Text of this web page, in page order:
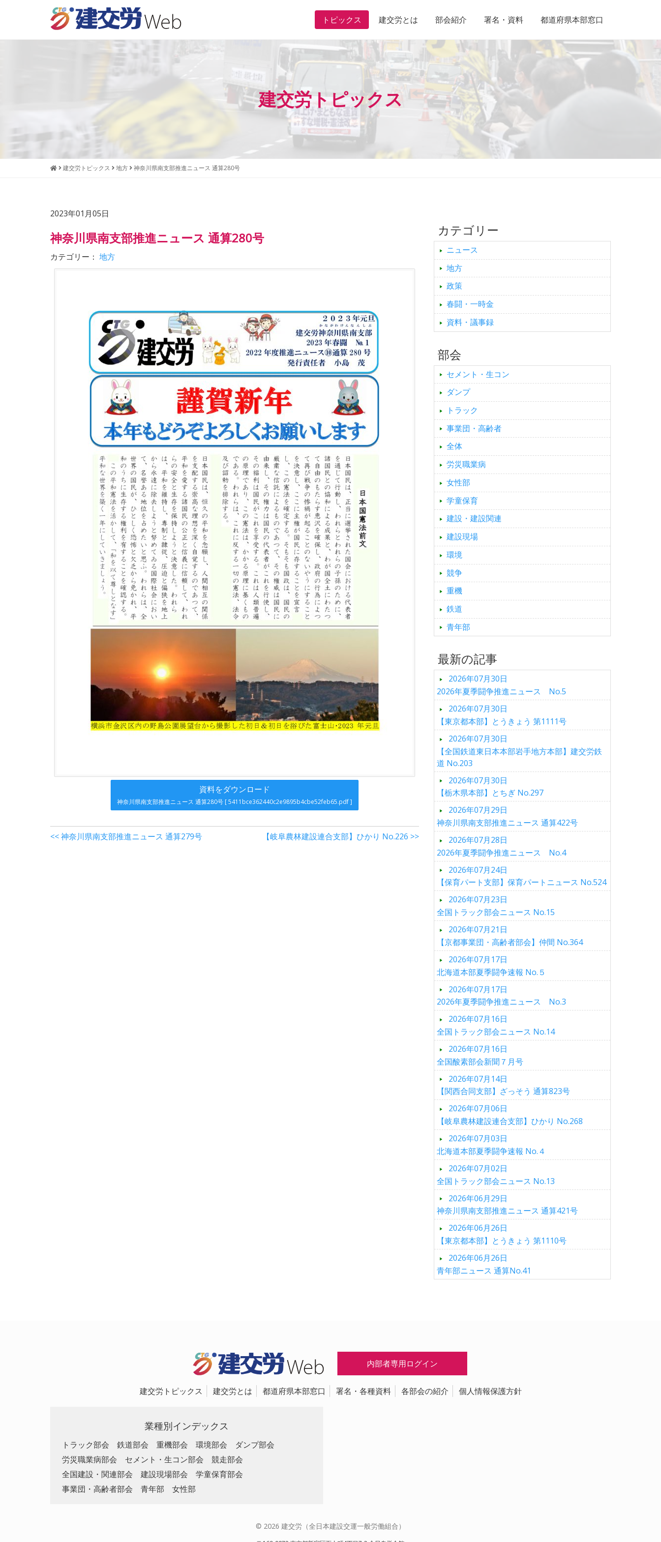
トピックス 建交労とは 部会紹介 署名・資料 都道府県本部窓口
建交労トピックス
建交労トピックス 地方 神奈川県南支部推進ニュース 通算280号
2023年01月05日
神奈川県南支部推進ニュース 通算280号
カテゴリー： 地方
資料をダウンロード
神奈川県南支部推進ニュース 通算280号 [ 5411bce362440c2e9895b4cbe52feb65.pdf ]
<< 神奈川県南支部推進ニュース 通算279号 【岐阜農林建設連合支部】ひかり No.226 >>
カテゴリー
ニュース
地方
政策
春闘・一時金
資料・議事録
部会
セメント・生コン
ダンプ
トラック
事業団・高齢者
全体
労災職業病
女性部
学童保育
建設・建設関連
建設現場
環境
競争
重機
鉄道
青年部
最新の記事
2026年07月30日
2026年夏季闘争推進ニュース No.5
2026年07月30日
【東京都本部】とうきょう 第1111号
2026年07月30日
【全国鉄道東日本本部岩手地方本部】建交労鉄
道 No.203
2026年07月30日
【栃木県本部】とちぎ No.297
2026年07月29日
神奈川県南支部推進ニュース 通算422号
2026年07月28日
2026年夏季闘争推進ニュース No.4
2026年07月24日
【保育パート支部】保育パートニュース No.524
2026年07月23日
全国トラック部会ニュース No.15
2026年07月21日
【京都事業団・高齢者部会】仲間 No.364
2026年07月17日
北海道本部夏季闘争速報 No.５
2026年07月17日
2026年夏季闘争推進ニュース No.3
2026年07月16日
全国トラック部会ニュース No.14
2026年07月16日
全国酸素部会新聞７月号
2026年07月14日
【関西合同支部】ざっそう 通算823号
2026年07月06日
【岐阜農林建設連合支部】ひかり No.268
2026年07月03日
北海道本部夏季闘争速報 No.４
2026年07月02日
全国トラック部会ニュース No.13
2026年06月29日
神奈川県南支部推進ニュース 通算421号
2026年06月26日
【東京都本部】とうきょう 第1110号
2026年06月26日
青年部ニュース 通算No.41
内部者専用ログイン
建交労トピックス 建交労とは 都道府県本部窓口 署名・各種資料 各部会の紹介 個人情報保護方針
業種別インデックス
トラック部会 鉄道部会 重機部会 環境部会
ダンプ部会
労災職業病部会
セメント・生コン部会
競走部会
全国建設・関連部会
建設現場部会
学童保育部会
事業団・高齢者部会
青年部 女性部
© 2026 建交労（全日本建設交運一般労働組合）